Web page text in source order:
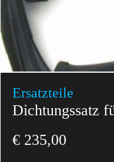
Ersatzteile
Dichtungssatz
€ 235,00